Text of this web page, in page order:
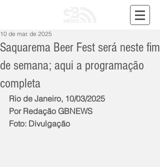
Saquarema Beer Fest será neste fim
de semana; aqui a programação
completa
10 de mar. de 2025
Rio de Janeiro, 10/03/2025
Por Redação GBNEWS
Foto: Divulgação